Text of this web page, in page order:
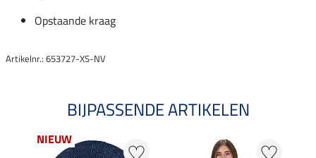
Opstaande kraag
Artikelnr.: 653727-XS-NV
BIJPASSENDE ARTIKELEN
NIEUW